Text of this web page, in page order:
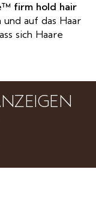
firm hold hair
auf das Haar
sich Haare